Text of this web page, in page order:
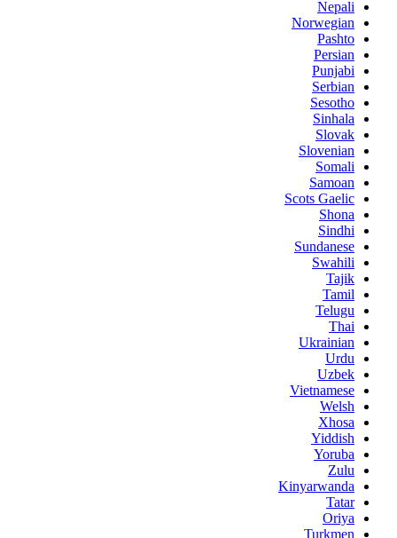
Nepali
Norwegian
Pashto
Persian
Punjabi
Serbian
Sesotho
Sinhala
Slovak
Slovenian
Somali
Samoan
Scots Gaelic
Shona
Sindhi
Sundanese
Swahili
Tajik
Tamil
Telugu
Thai
Ukrainian
Urdu
Uzbek
Vietnamese
Welsh
Xhosa
Yiddish
Yoruba
Zulu
Kinyarwanda
Tatar
Oriya
Turkmen